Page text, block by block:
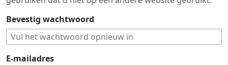
Bevestig wachtwoord
E-mailadres